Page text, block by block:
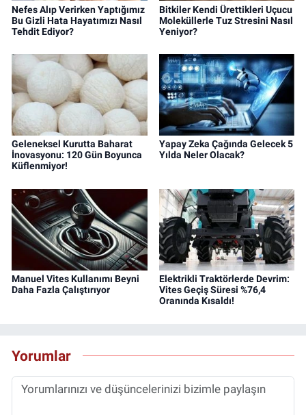
Nefes Alıp Verirken Yaptığımız
Bu Gizli Hata Hayatımızı Nasıl
Tehdit Ediyor?
Bitkiler Kendi Ürettikleri Uçucu
Moleküllerle Tuz Stresini Nasıl
Yeniyor?
Geleneksel Kurutta Baharat
İnovasyonu: 120 Gün Boyunca
Küflenmiyor!
Yapay Zeka Çağında Gelecek 5
Yılda Neler Olacak?
Manuel Vites Kullanımı Beyni
Daha Fazla Çalıştırıyor
Elektrikli Traktörlerde Devrim:
Vites Geçiş Süresi %76,4
Oranında Kısaldı!
Yorumlar